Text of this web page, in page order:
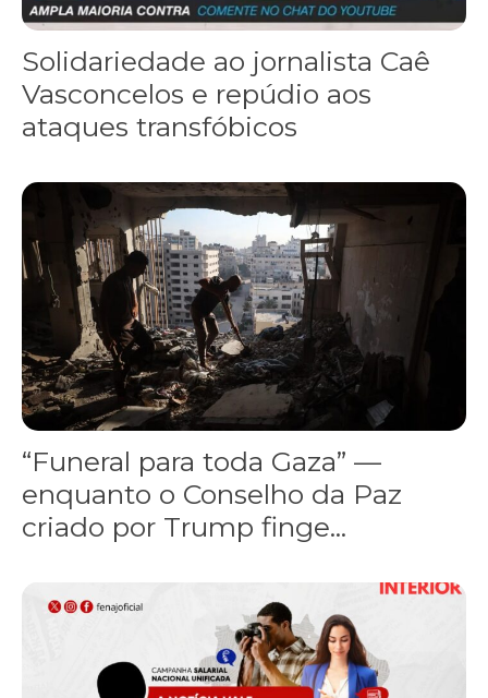
Solidariedade ao jornalista Caê
Vasconcelos e repúdio aos
ataques transfóbicos
“Funeral para toda Gaza” — enquanto o Conselho da Paz
“Funeral para toda Gaza” —
enquanto o Conselho da Paz
criado por Trump finge...
Assinada nova CCT de jornais e revistas do interior